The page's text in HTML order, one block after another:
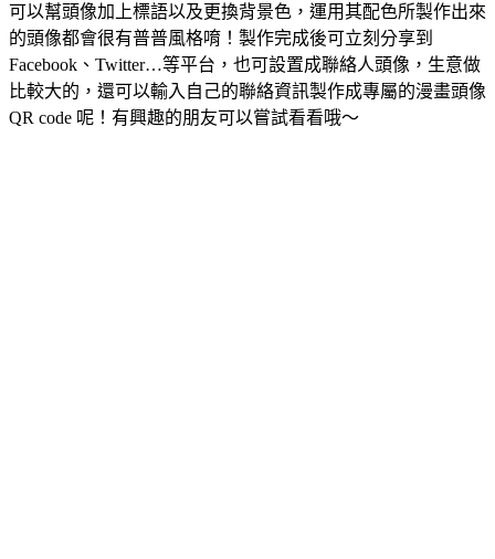
可以幫頭像加上標語以及更換背景色，運用其配色所製作出來
的頭像都會很有普普風格唷！製作完成後可立刻分享到
Facebook、Twitter…等平台，也可設置成聯絡人頭像，生意做
比較大的，還可以輸入自己的聯絡資訊製作成專屬的漫畫頭像
QR code 呢！有興趣的朋友可以嘗試看看哦～